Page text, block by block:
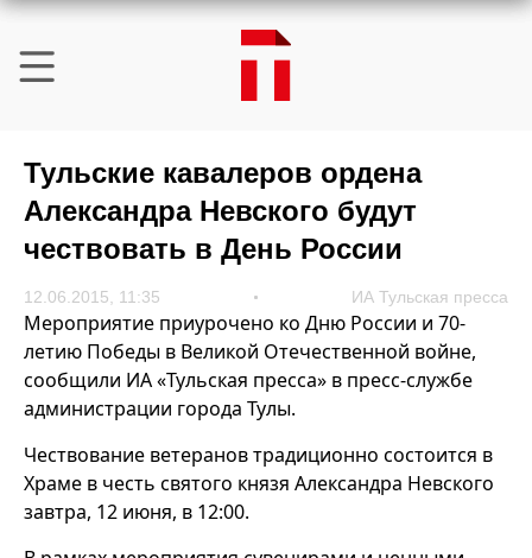
Тульские кавалеров ордена
Александра Невского будут
чествовать в День России
12.06.2015, 11:35 ИА Тульская пресса
Мероприятие приурочено ко Дню России и 70-
летию Победы в Великой Отечественной войне,
сообщили ИА «Тульская пресса» в пресс-службе
администрации города Тулы.
Чествование ветеранов традиционно состоится в
Храме в честь святого князя Александра Невского
завтра, 12 июня, в 12:00.